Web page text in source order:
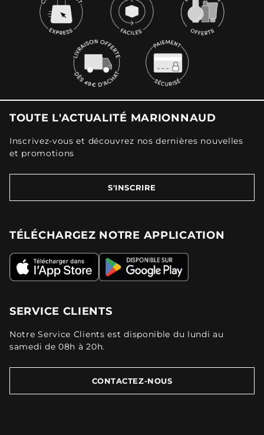
TOUTE L'ACTUALITÉ MARIONNAUD
Inscrivez-vous et découvrez nos dernières nouvelles
et promotions
S'INSCRIRE
TÉLÉCHARGEZ NOTRE APPLICATION
SERVICE CLIENTS
Notre Service Clients est disponible du lundi au
samedi de 08h à 20h.
CONTACTEZ-NOUS